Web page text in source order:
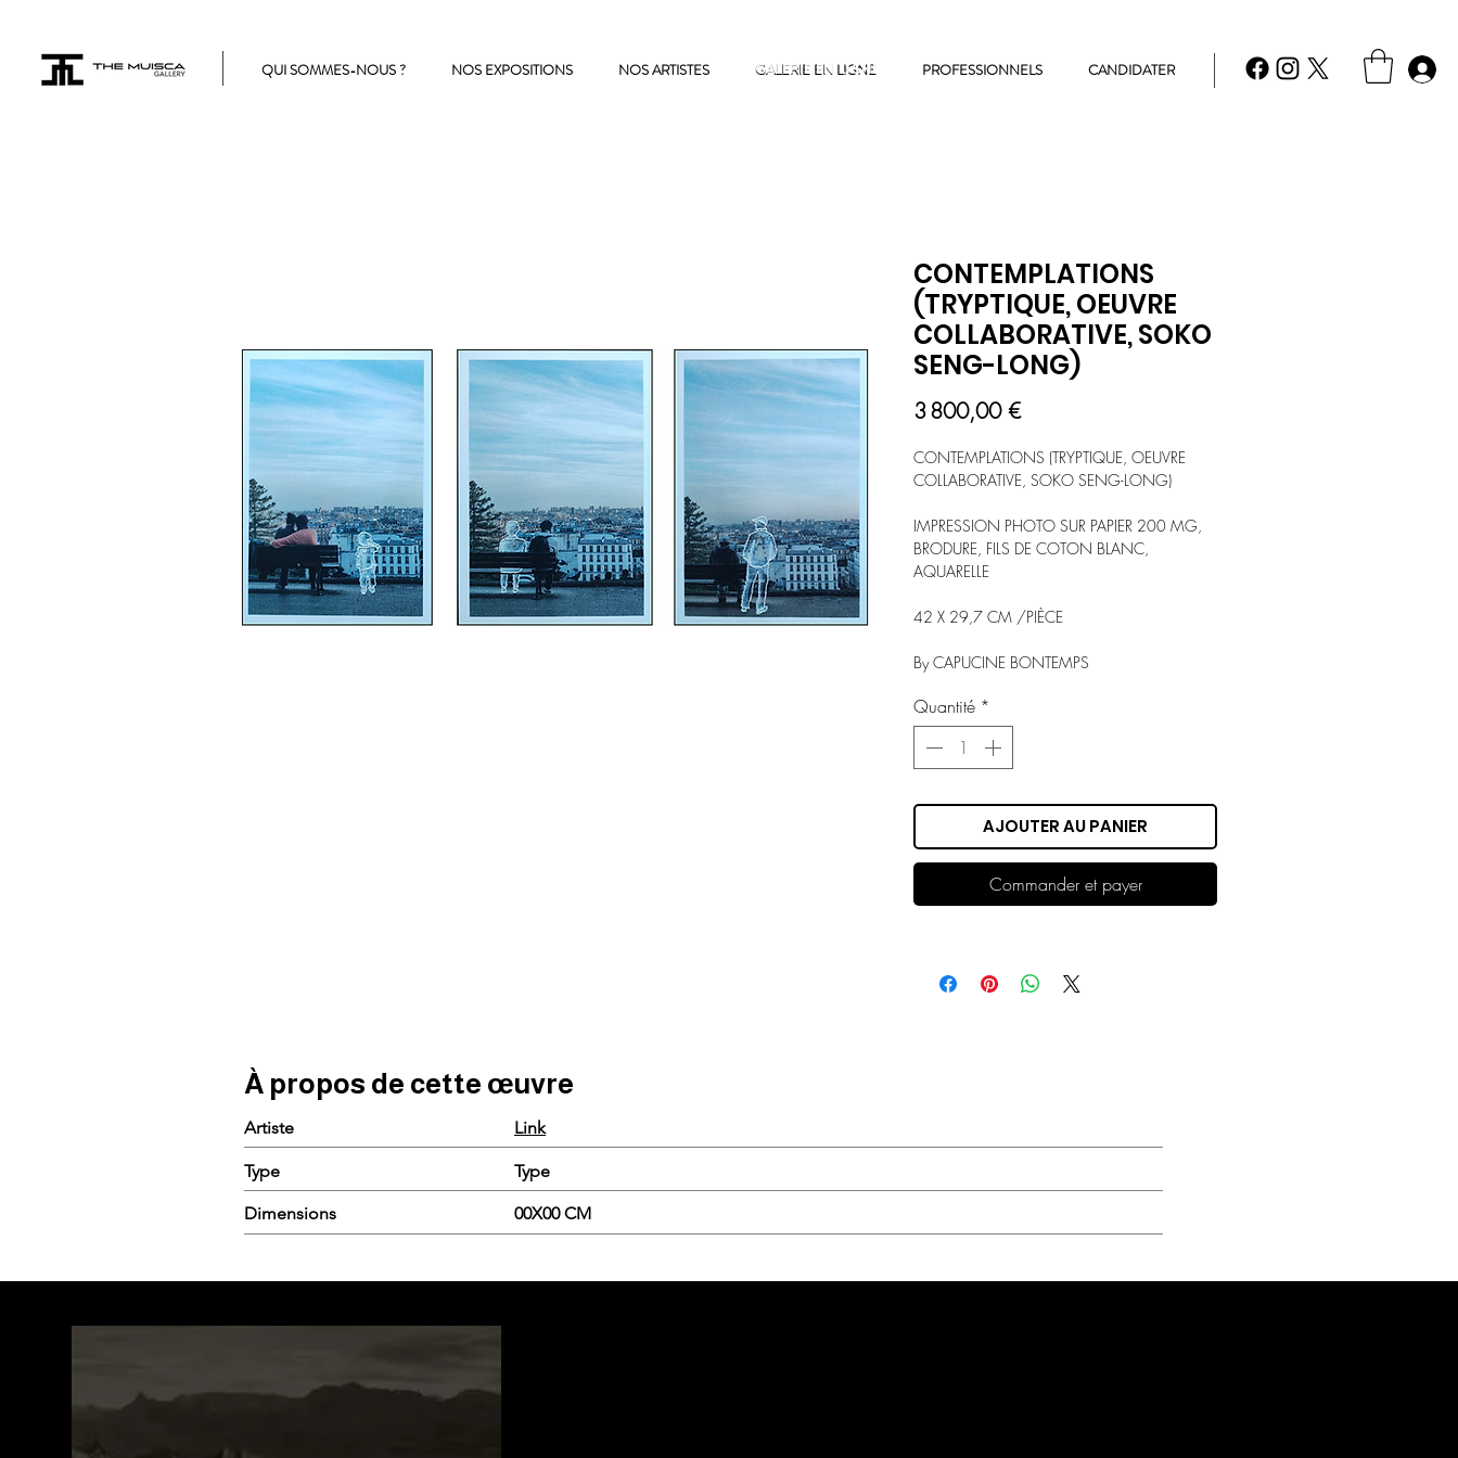
QUI SOMMES-NOUS ? NOS EXPOSITIONS NOS ARTISTES GALERIE EN LIGNE PROFESSIONNELS CANDIDATER
GALERIE EN LIGNE
CONTEMPLATIONS
(TRYPTIQUE, OEUVRE
COLLABORATIVE, SOKO
SENG-LONG)
3 800,00 €Prix
CONTEMPLATIONS (TRYPTIQUE, OEUVRE
COLLABORATIVE, SOKO SENG-LONG)
IMPRESSION PHOTO SUR PAPIER 200 MG,
BRODURE, FILS DE COTON BLANC,
AQUARELLE
42 X 29,7 CM /PIÈCE
By CAPUCINE BONTEMPS
Quantité *
AJOUTER AU PANIER
Commander et payer
À propos de cette œuvre
Artiste Link
Type Type
Dimensions 00X00 CM